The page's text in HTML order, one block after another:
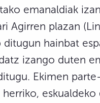
emanaldiak
Agirren plazan
ditugun hainbat
izango duten
Ekimen
eskualdeko